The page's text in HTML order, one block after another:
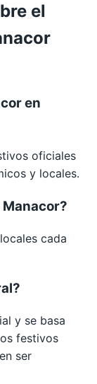
el
en
oficiales
y locales.
cada
y se basa
festivos
ser